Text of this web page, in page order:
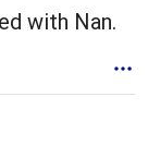
with Nan.